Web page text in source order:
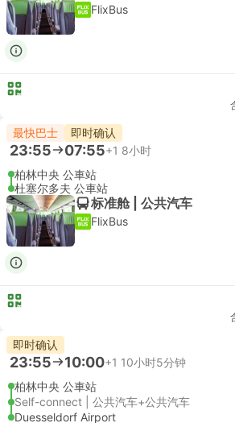
FlixBus
最快巴士 即时确认
23:55 07:55+1 8小时
柏林中央 公車站
杜塞尔多夫 公車站
标准舱 | 公共汽车
FlixBus
即时确认
23:55 10:00+1 10小时5分钟
柏林中央 公車站
Self-connect | 公共汽车+公共汽车
Duesseldorf Airport